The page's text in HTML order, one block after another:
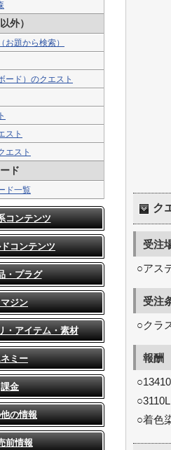
ク
受注
○アス
受注
○クラ
報酬
○3110L
○着色
外）
お題から検索）
ード）のクエスト
スト
エスト
ド
ド一覧
コンテンツ
コンテンツ
・プラグ
ジン
・アイテム・素材
ミー
課金
の情報
前情報